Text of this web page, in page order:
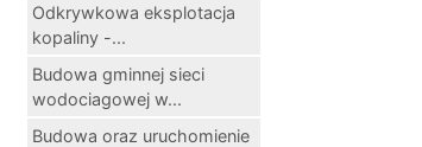
Odkrywkowa eksplotacja
kopaliny -...
Budowa gminnej sieci
wodociagowej w...
Budowa oraz uruchomienie